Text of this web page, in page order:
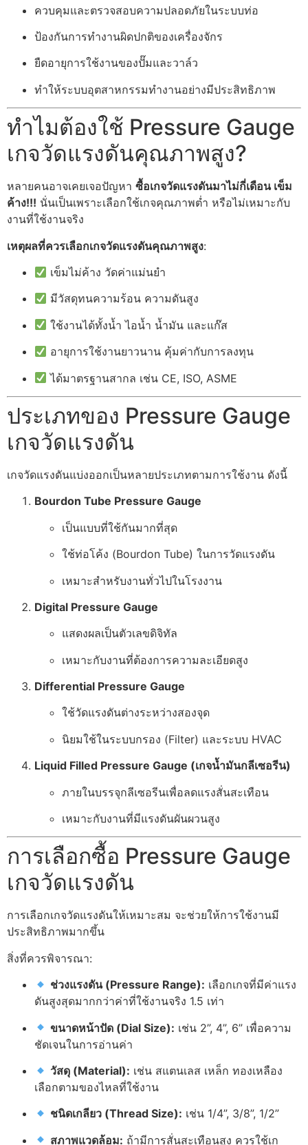
ควบคุมและตรวจสอบความปลอดภัยในระบบท่อ
ป้องกันการทำงานผิดปกติของเครื่องจักร
ยืดอายุการใช้งานของปั๊มและวาล์ว
ทำให้ระบบอุตสาหกรรมทำงานอย่างมีประสิทธิภาพ
ทำไมต้องใช้ Pressure Gauge
เกจวัดแรงดันคุณภาพสูง?
หลายคนอาจเคยเจอปัญหา ซื้อเกจวัดแรงดันมาไม่กี่เดือน เข็ม
ค้าง!!! นั่นเป็นเพราะเลือกใช้เกจคุณภาพต่ำ หรือไม่เหมาะกับ
งานที่ใช้งานจริง
เหตุผลที่ควรเลือกเกจวัดแรงดันคุณภาพสูง:
เข็มไม่ค้าง วัดค่าแม่นยำ
มีวัสดุทนความร้อน ความดันสูง
ใช้งานได้ทั้งน้ำ ไอน้ำ น้ำมัน และแก๊ส
อายุการใช้งานยาวนาน คุ้มค่ากับการลงทุน
ได้มาตรฐานสากล เช่น CE, ISO, ASME
ประเภทของ Pressure Gauge
เกจวัดแรงดัน
เกจวัดแรงดันแบ่งออกเป็นหลายประเภทตามการใช้งาน ดังนี้
Bourdon Tube Pressure Gauge
เป็นแบบที่ใช้กันมากที่สุด
ใช้ท่อโค้ง (Bourdon Tube) ในการวัดแรงดัน
เหมาะสำหรับงานทั่วไปในโรงงาน
Digital Pressure Gauge
แสดงผลเป็นตัวเลขดิจิทัล
เหมาะกับงานที่ต้องการความละเอียดสูง
Differential Pressure Gauge
ใช้วัดแรงดันต่างระหว่างสองจุด
นิยมใช้ในระบบกรอง (Filter) และระบบ HVAC
Liquid Filled Pressure Gauge (เกจน้ำมันกลีเซอรีน)
ภายในบรรจุกลีเซอรีนเพื่อลดแรงสั่นสะเทือน
เหมาะกับงานที่มีแรงดันผันผวนสูง
การเลือกซื้อ Pressure Gauge
เกจวัดแรงดัน
การเลือกเกจวัดแรงดันให้เหมาะสม จะช่วยให้การใช้งานมี
ประสิทธิภาพมากขึ้น
สิ่งที่ควรพิจารณา:
ช่วงแรงดัน (Pressure Range): เลือกเกจที่มีค่าแรง
ดันสูงสุดมากกว่าค่าที่ใช้งานจริง 1.5 เท่า
ขนาดหน้าปัด (Dial Size): เช่น 2”, 4”, 6” เพื่อความ
ชัดเจนในการอ่านค่า
วัสดุ (Material): เช่น สแตนเลส เหล็ก ทองเหลือง
เลือกตามของไหลที่ใช้งาน
ชนิดเกลียว (Thread Size): เช่น 1/4”, 3/8”, 1/2”
สภาพแวดล้อม: ถ้ามีการสั่นสะเทือนสูง ควรใช้เก